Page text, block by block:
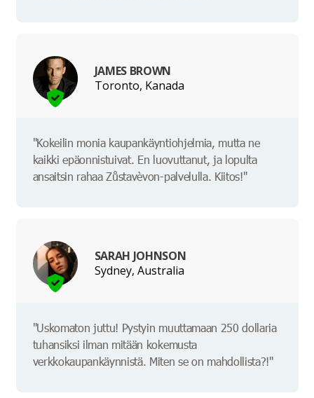
JAMES BROWN
Toronto, Kanada
"Kokeilin monia kaupankäyntiohjelmia, mutta ne
kaikki epäonnistuivat. En luovuttanut, ja lopulta
ansaitsin rahaa Zůstavèvon-palvelulla. Kiitos!"
SARAH JOHNSON
Sydney, Australia
"Uskomaton juttu! Pystyin muuttamaan 250 dollaria
tuhansiksi ilman mitään kokemusta
verkkokaupankäynnistä. Miten se on mahdollista?!"